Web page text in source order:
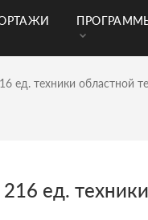
ед. техники областной
ед.